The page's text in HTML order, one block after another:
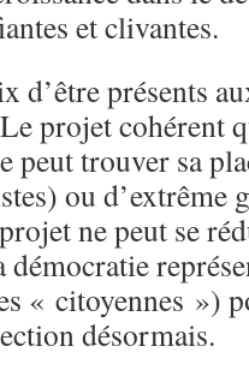
et clivantes.
d’être présents
projet cohérent
peut trouver sa
ou d’extrême
ne peut se
« citoyennes »)
désormais.